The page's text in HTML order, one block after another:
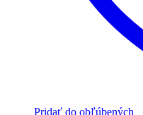
Pridať do obľúbených